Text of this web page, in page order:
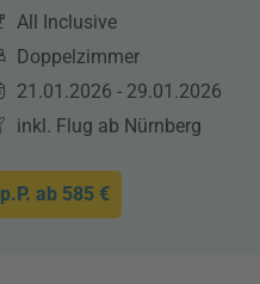
All Inclusive
Doppelzimmer
21.01.2026 - 29.01.2026
inkl. Flug ab Nürnberg
p.P. ab 585 €